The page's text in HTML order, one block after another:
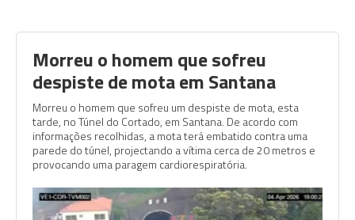
Morreu o homem que sofreu
despiste de mota em Santana
Morreu o homem que sofreu um despiste de mota, esta
tarde, no Túnel do Cortado, em Santana. De acordo com
informações recolhidas, a mota terá embatido contra uma
parede do túnel, projectando a vítima cerca de 20 metros e
provocando uma paragem cardiorespiratória.